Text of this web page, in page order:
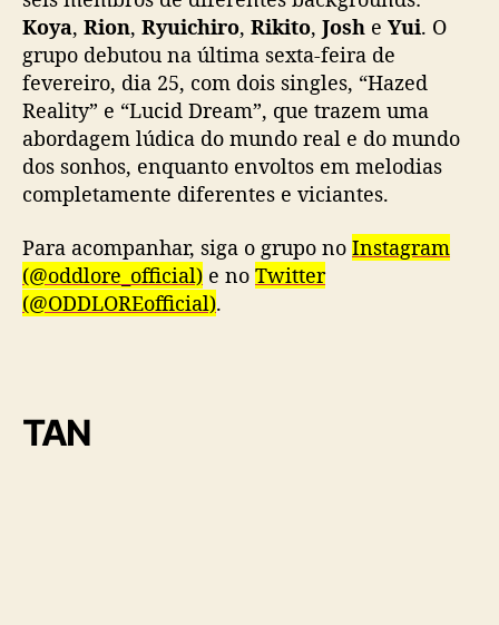
Koya, Rion, Ryuichiro, Rikito, Josh e Yui. O
grupo debutou na última sexta-feira de
fevereiro, dia 25, com dois singles, “Hazed
Reality” e “Lucid Dream”, que trazem uma
abordagem lúdica do mundo real e do mundo
dos sonhos, enquanto envoltos em melodias
completamente diferentes e viciantes.
Para acompanhar, siga o grupo no Instagram
(@oddlore_official) e no Twitter
(@ODDLOREofficial).
TAN